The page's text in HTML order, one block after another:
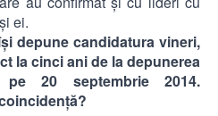
ei.
depune candidatura vineri,
la cinci ani de la depunerea
20 septembrie 2014.